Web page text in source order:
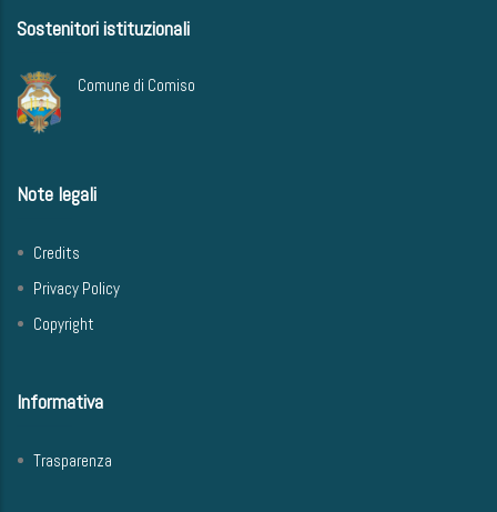
Sostenitori istituzionali
Comune di Comiso
Note legali
Credits
Privacy Policy
Copyright
Informativa
Trasparenza